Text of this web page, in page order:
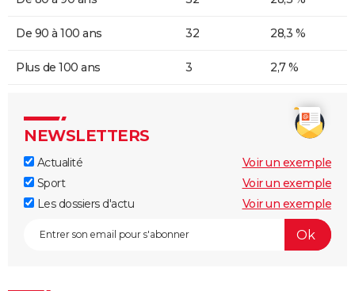
De 90 à 100 ans 32 28,3 %
Plus de 100 ans 3 2,7 %
NEWSLETTERS
Actualité
Voir un exemple
Sport
Voir un exemple
Les dossiers d'actu
Voir un exemple